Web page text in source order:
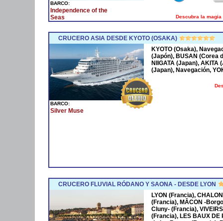
BARCO:
Independence of the
Seas
Descubra la
CRUCERO ASIA DESDE KYOTO (OSAKA)
BARCO:
Silver Muse
KYOTO (Osaka),
(Japón), BUSAN (Corea
NIIGATA (Japan), AKITA
(Japan), Navegación,
CRUCERO FLUVIAL RÓDANO Y SAONA - DESDE LYON
LYON (Francia),
(Francia), MÂCON -
Cluny- (Francia),
(Francia), LES BAUX DE